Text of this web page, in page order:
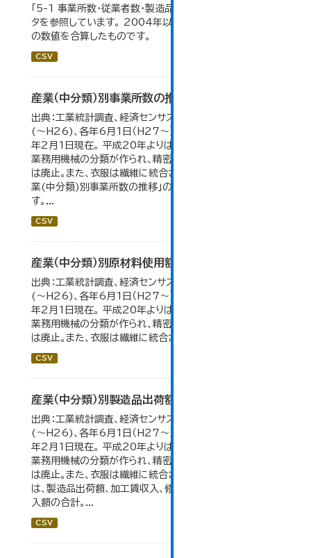
「5-1 事業所数・従業者数・製造品出荷額等の推移」のデー
タを参照しています。 2004年以前の数値は合併前市町村
の数値を合算したものです。
CSV
産業（中分類）別事業所数の推移
出典：工業統計調査、経済センサス。各年12月31日現在
(～H26)、各年6月1日（H27～）・平成23年のみ平成24
年2月1日現在。 平成20年よりはん用機械、生産用機械、
業務用機械の分類が作られ、精密機械、一般用機械の分類
は廃止。また、衣服は繊維に統合された。 大仙市の統計「産
業(中分類)別事業所数の推移」のデータを参照していま
す。...
CSV
産業（中分類）別原材料使用額等の推移
出典：工業統計調査、経済センサス。 各年12月31日現在
(～H26)、各年6月1日（H27～）・平成23年のみ平成24
年2月1日現在。 平成20年よりはん用機械、生産用機械、
業務用機械の分類が作られ、精密機械、一般用機械の分類
は廃止。また、衣服は繊維に統合された。...
CSV
産業（中分類）別製造品出荷額等の推移
出典：工業統計調査、経済センサス。 各年12月31日現在
(～H26)、各年6月1日（H27～）・平成23年のみ平成24
年2月1日現在。 平成20年よりはん用機械、生産用機械、
業務用機械の分類が作られ、精密機械、一般用機械の分類
は廃止。また、衣服は繊維に統合された。 製造品出荷額等
は、製造品出荷額、加工賃収入、修理料収入額、その他の収
入額の合計。...
CSV